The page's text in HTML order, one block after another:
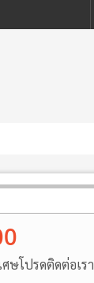
ษโปรดติดต่อเรา